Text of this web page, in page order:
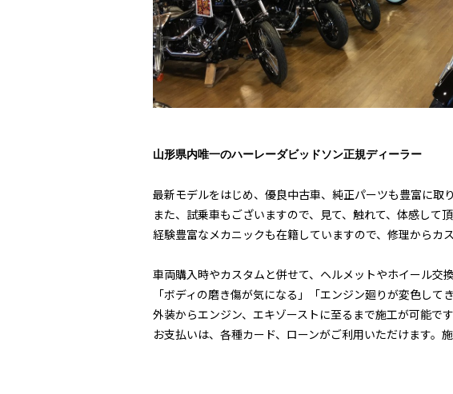
山形県内唯一のハーレーダビッドソン正規ディーラー
最新モデルをはじめ、優良中古車、純正パーツも豊富に取
また、試乗車もございますので、見て、触れて、体感し
経験豊富なメカニックも在籍していますので、修理からカ
車両購入時やカスタムと併せて、ヘルメットやホイール交
「ボディの磨き傷が気になる」「エンジン廻りが変色して
外装からエンジン、エキゾーストに至るまで施工が可能で
お支払いは、各種カード、ローンがご利用いただけます